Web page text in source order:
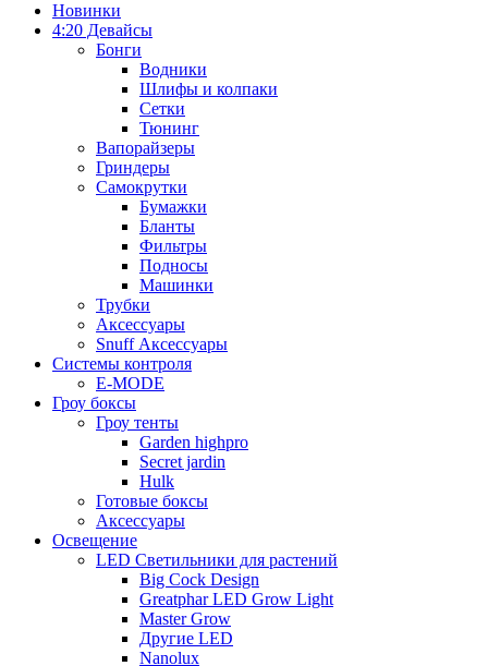
Новинки
4:20 Девайсы
Бонги
Водники
Шлифы и колпаки
Сетки
Тюнинг
Вапорайзеры
Гриндеры
Самокрутки
Бумажки
Бланты
Фильтры
Подносы
Машинки
Трубки
Аксессуары
Snuff Аксессуары
Системы контроля
E-MODE
Гроу боксы
Гроу тенты
Garden highpro
Secret jardin
Hulk
Готовые боксы
Аксессуары
Освещение
LED Светильники для растений
Big Cock Design
Greatphar LED Grow Light
Master Grow
Другие LED
Nanolux